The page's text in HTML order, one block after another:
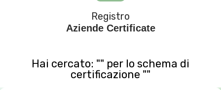
Registro
Aziende Certificate
Hai cercato: "" per lo schema di
certificazione ""